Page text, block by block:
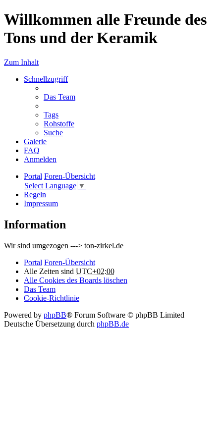
Willkommen alle Freunde des
Tons und der Keramik
Zum Inhalt
Schnellzugriff
Das Team
Tags
Rohstoffe
Suche
Galerie
FAQ
Anmelden
Portal Foren-Übersicht
Select Language ▼
Regeln
Impressum
Information
Wir sind umgezogen ---> ton-zirkel.de
Portal Foren-Übersicht
Alle Zeiten sind UTC+02:00
Alle Cookies des Boards löschen
Das Team
Cookie-Richtlinie
Powered by phpBB® Forum Software © phpBB Limited
Deutsche Übersetzung durch phpBB.de